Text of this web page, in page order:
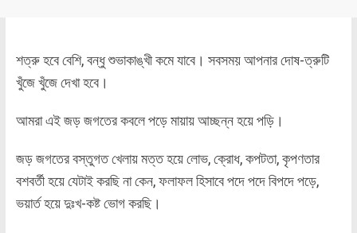
শত্রু হবে বেশি, বন্ধু শুভাকাঙ্খী কমে যাবে। সবসময় আপনার দোষ-ত্রুটি
খুঁজে খুঁজে দেখা হবে।
আমরা এই জড় জগতের কবলে পড়ে মায়ায় আচ্ছন্ন হয়ে পড়ি।
জড় জগতের বস্তুগত খেলায় মত্ত হয়ে লোভ, ক্রোধ, কপটতা, কৃপণতার
বশবর্তী হয়ে যেটাই করছি না কেন, ফলাফল হিসাবে পদে পদে বিপদে পড়ে,
ভয়ার্ত হয়ে দুঃখ-কষ্ট ভোগ করছি।